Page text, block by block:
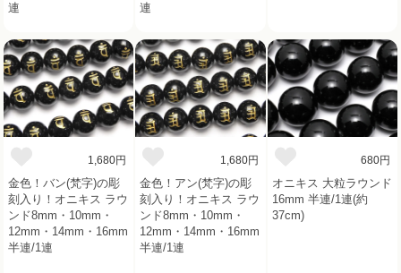
連
連
1,680円
金色！バン(梵字)の彫
刻入り！オニキス ラウ
ンド8mm・10mm・
12mm・14mm・16mm
半連/1連
1,680円
金色！アン(梵字)の彫
刻入り！オニキス ラウ
ンド8mm・10mm・
12mm・14mm・16mm
半連/1連
680円
オニキス 大粒ラウンド
16mm 半連/1連(約
37cm)